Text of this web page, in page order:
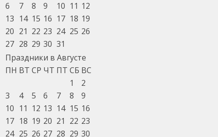
6
7 8 9 10 11 12
13 14 15 16 17 18 19
20 21 22 23 24 25 26
27 28 29 30 31
Праздники в Августе
ПН ВТ СР ЧТ ПТ СБ ВС
1
2
3
4 5 6 7 8
9
10 11 12 13 14 15 16
17 18 19 20 21 22 23
24 25 26 27 28 29 30